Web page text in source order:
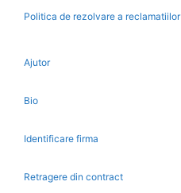
Politica de rezolvare a reclamatiilor
Ajutor
Bio
Identificare firma
Retragere din contract